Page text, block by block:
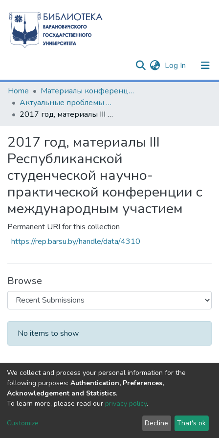
Log In (current)
Communities & Collections
All of DSpace
Home
Материалы конференций и семинаров
Актуальные проблемы филологических и педагогических наук
2017 год, материалы III Республиканской студенческой научно-практической конференции с международным участием
2017 год, материалы III
Республиканской
студенческой научно-
практической конференции с
международным участием
Permanent URI for this collection
https://rep.barsu.by/handle/data/4310
Browse
Recent Submissions
No items to show
DSpace software copyright © 2002-2026
Cookie
End User
Agreement
Send
Feedback
We collect and process your personal information for the
following purposes: Authentication, Preferences,
Acknowledgement and Statistics.
To learn more, please read our privacy policy.
Customize Decline That's ok